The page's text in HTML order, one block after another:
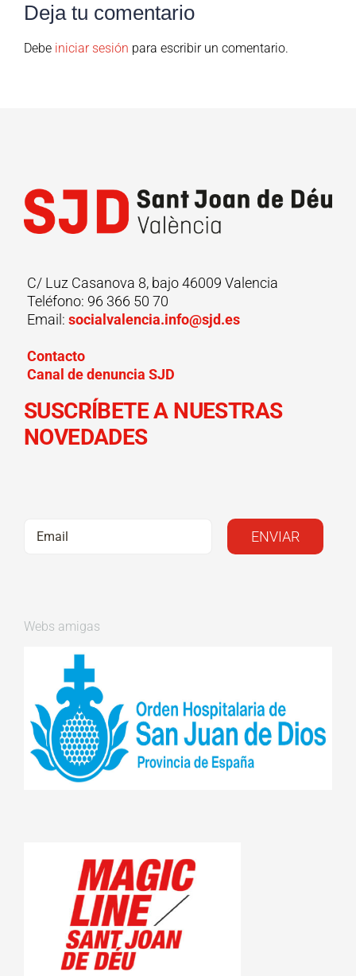
Deja tu comentario
Debe iniciar sesión para escribir un comentario.
C/ Luz Casanova 8, bajo 46009 Valencia
Teléfono: 96 366 50 70
Email:socialvalencia.info@sjd.es
Contacto
Canal de denuncia SJD
SUSCRÍBETE A NUESTRAS
NOVEDADES
Webs amigas